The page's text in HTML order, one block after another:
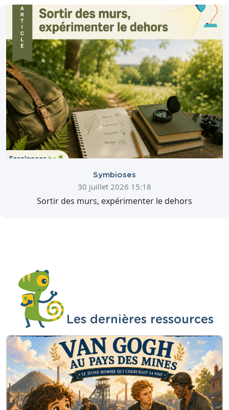
Symbioses
30 juillet 2026 15:18
Sortir des murs, expérimenter le dehors
Les dernières ressources